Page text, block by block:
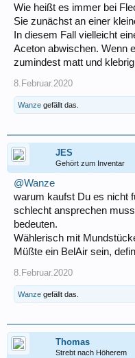
Wie heißt es immer bei
Sie zunächst an einer
In diesem Fall vielleicht
Aceton abwischen. Wenn
zumindest matt und
8.Februar.2020
Wanze gefällt das.
JES
Gehört zum Inventar
@Wanze
warum kaufst Du es nicht
schlecht ansprechen
bedeuten.
Wählerisch mit
Müßte ein BelAir sein,
8.Februar.2020
Wanze gefällt das.
Thomas
Strebt nach Höherem